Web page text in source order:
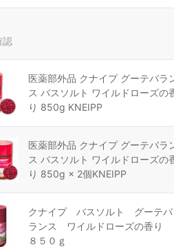
認
医薬部外品 クナイプ グーテバラ
ス バスソルト ワイルドローズの
り 850g KNEIPP
医薬部外品 クナイプ グーテバラ
ス バスソルト ワイルドローズの
り 850g × 2個KNEIPP
クナイプ バスソルト グーテバ
ランス ワイルドローズの香り
８５０ｇ